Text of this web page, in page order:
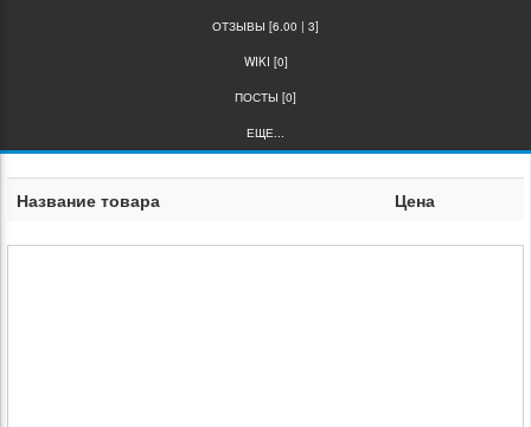
ОТЗЫВЫ [6.00 | 3]
WIKI [0]
ПОСТЫ [0]
ЕЩЕ...
Название товара Цена